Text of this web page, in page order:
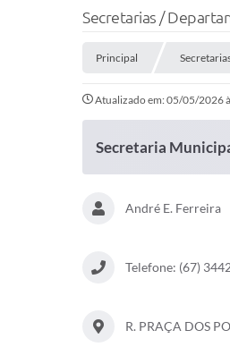
Secretarias /
Principal
Atualizado em: 05/05/2026
Secretaria
André E. Ferreira
Telefone: (67)
R. PRAÇA DOS